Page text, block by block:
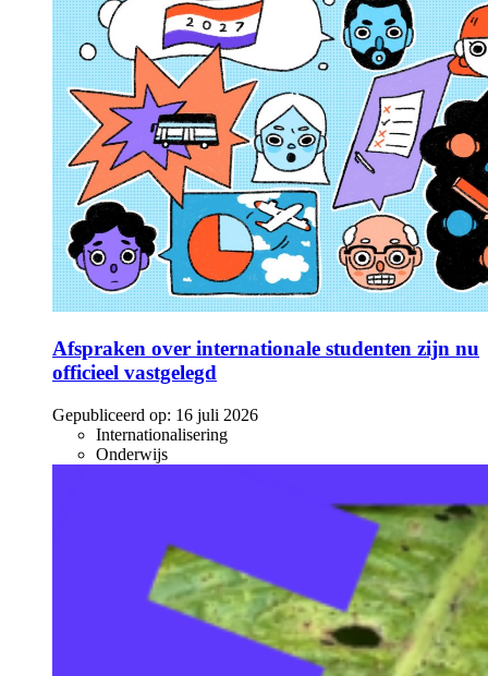
Afspraken over internationale studenten zijn nu
officieel vastgelegd
Gepubliceerd op: 16 juli 2026
Internationalisering
Onderwijs